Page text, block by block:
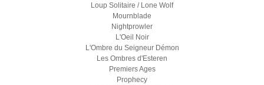
Loup Solitaire / Lone Wolf
Mournblade
Nightprowler
L'Oeil Noir
L'Ombre du Seigneur Démon
Les Ombres d'Esteren
Premiers Ages
Prophecy